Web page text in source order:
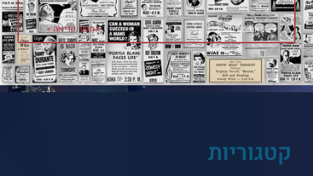
המשך קריאה » 29 באוגוסט 2020
קטגוריות